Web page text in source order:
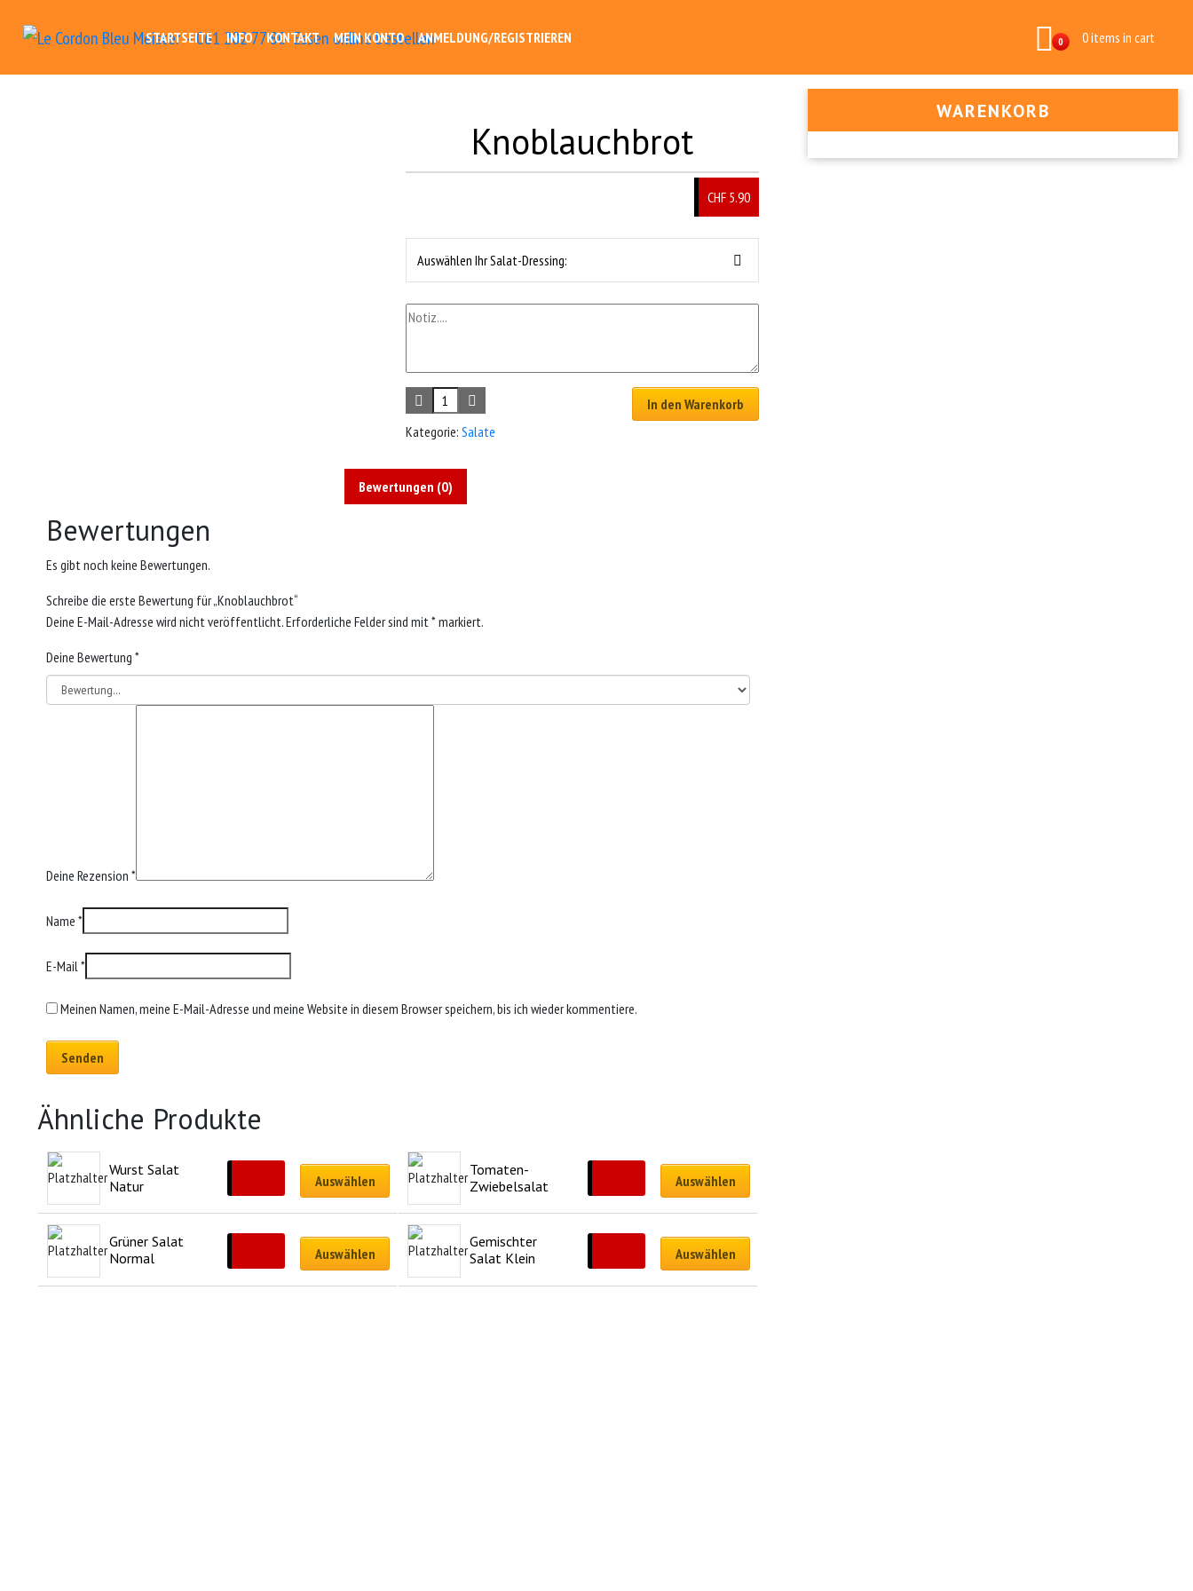
STARTSEITE INFO KONTAKT MEIN KONTO ANMELDUNG/REGISTRIEREN 0 0 items in cart
Knoblauchbrot
CHF 5.90
Auswählen Ihr Salat-Dressing:
In den Warenkorb
Kategorie: Salate
Bewertungen (0)
Bewertungen
Es gibt noch keine Bewertungen.
Schreibe die erste Bewertung für „Knoblauchbrot“
Deine E-Mail-Adresse wird nicht veröffentlicht.Erforderliche Felder sind mit *markiert.
Deine Bewertung *
Deine Rezension *
Name *
E-Mail *
Meinen Namen, meine E-Mail-Adresse und meine Website in diesem Browser speichern, bis ich wieder kommentiere.
Ähnliche Produkte
Wurst Salat
Natur
Auswählen
Tomaten-
Zwiebelsalat
Auswählen
Grüner Salat
Normal
Auswählen
Gemischter
Salat Klein
Auswählen
WARENKORB